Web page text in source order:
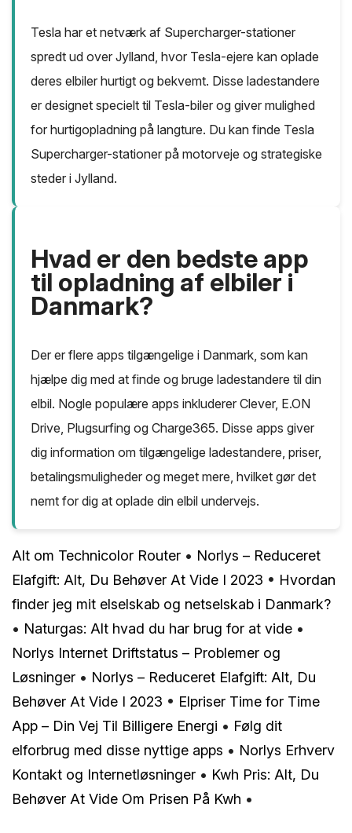
Tesla har et netværk af Supercharger-stationer
spredt ud over Jylland, hvor Tesla-ejere kan oplade
deres elbiler hurtigt og bekvemt. Disse ladestandere
er designet specielt til Tesla-biler og giver mulighed
for hurtigopladning på langture. Du kan finde Tesla
Supercharger-stationer på motorveje og strategiske
steder i Jylland.
Hvad er den bedste app
til opladning af elbiler i
Danmark?
Der er flere apps tilgængelige i Danmark, som kan
hjælpe dig med at finde og bruge ladestandere til din
elbil. Nogle populære apps inkluderer Clever, E.ON
Drive, Plugsurfing og Charge365. Disse apps giver
dig information om tilgængelige ladestandere, priser,
betalingsmuligheder og meget mere, hvilket gør det
nemt for dig at oplade din elbil undervejs.
Alt om Technicolor Router • Norlys – Reduceret
Elafgift: Alt, Du Behøver At Vide I 2023 • Hvordan
finder jeg mit elselskab og netselskab i Danmark?
• Naturgas: Alt hvad du har brug for at vide •
Norlys Internet Driftstatus – Problemer og
Løsninger • Norlys – Reduceret Elafgift: Alt, Du
Behøver At Vide I 2023 • Elpriser Time for Time
App – Din Vej Til Billigere Energi • Følg dit
elforbrug med disse nyttige apps • Norlys Erhverv
Kontakt og Internetløsninger • Kwh Pris: Alt, Du
Behøver At Vide Om Prisen På Kwh •